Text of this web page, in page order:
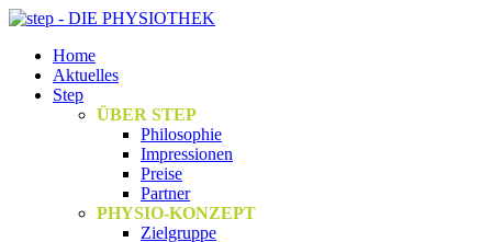
Home
Aktuelles
Step
ÜBER STEP
Philosophie
Impressionen
Preise
Partner
PHYSIO-KONZEPT
Zielgruppe